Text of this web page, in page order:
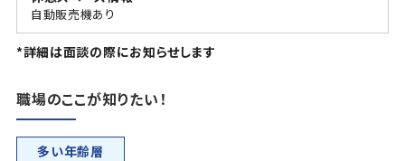
自動販売機あり
*詳細は面談の際にお知らせします
職場のここが知りたい！
多い年齢層